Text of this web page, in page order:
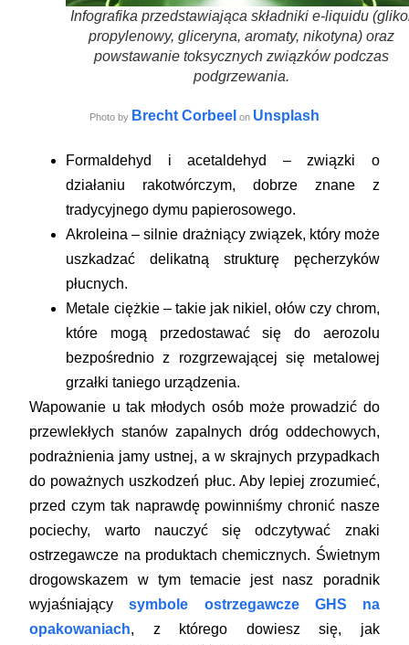
Infografika przedstawiająca składniki e-liquidu
propylenowy, gliceryna, aromaty, nikotyna) oraz
powstawanie toksycznych związków podczas
podgrzewania.
Photo by Brecht Corbeel on Unsplash
Formaldehyd i acetaldehyd
– związki o
działaniu rakotwórczym, dobrze znane z
tradycyjnego dymu papierosowego.
Akroleina – silnie drażniący związek, który może
uszkadzać delikatną strukturę pęcherzyków
płucnych.
Metale ciężkie– takie jak nikiel, ołów czy chrom,
które mogą przedostawać się do aerozolu
bezpośrednio z rozgrzewającej się metalowej
grzałki taniego urządzenia.
Wapowanie u tak młodych osób może prowadzić do
przewlekłych stanów zapalnych dróg oddechowych,
podrażnienia jamy ustnej, a w skrajnych przypadkach
do poważnych uszkodzeń płuc. Aby lepiej zrozumieć,
przed czym tak naprawdę powinniśmy chronić nasze
pociechy, warto nauczyć się odczytywać znaki
ostrzegawcze na produktach chemicznych. Świetnym
drogowskazem w tym temacie jest nasz poradnik
wyjaśniającysymbole ostrzegawcze GHS na
opakowaniach, z którego dowiesz się, jak